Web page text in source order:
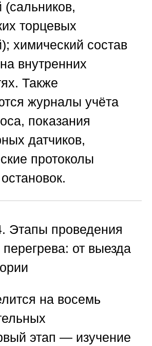
(сальников,
торцевых
химический состав
внутренних
Также
журналы учёта
показания
датчиков,
протоколы
Этапы проведения
перегрева: от выезда
на восемь
этап — изучение